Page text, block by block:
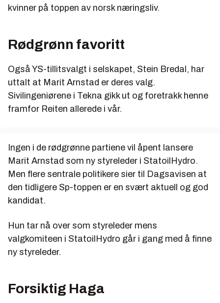
kvinner på toppen av norsk næringsliv.
Rødgrønn favoritt
Også YS-tillitsvalgt i selskapet, Stein Bredal, har
uttalt at Marit Arnstad er deres valg.
Sivilingeniørene i Tekna gikk ut og foretrakk henne
framfor Reiten allerede i vår.
Ingen i de rødgrønne partiene vil åpent lansere
Marit Arnstad som ny styreleder i StatoilHydro.
Men flere sentrale politikere sier til Dagsavisen at
den tidligere Sp-toppen er en svært aktuell og god
kandidat.
Hun tar nå over som styreleder mens
valgkomiteen i StatoilHydro går i gang med å finne
ny styreleder.
Forsiktig Haga